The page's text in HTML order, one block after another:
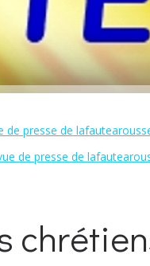
presse de
de presse de